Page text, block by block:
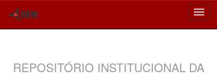
REPOSITÓRIO INSTITUCIONAL DA